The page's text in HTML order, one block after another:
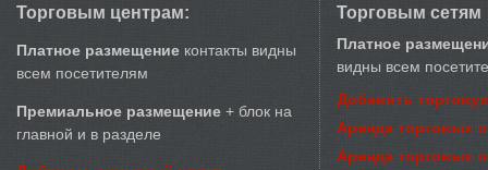
Торговым центрам:
Платное размещение контакты видны
всем посетителям
Премиальное размещение + блок на
главной и в разделе
Торговым сетям
Платное
видны всем
Добавить
Аренда торговых
Аренда торговых